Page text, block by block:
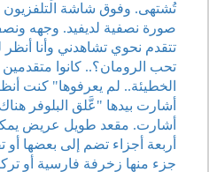
تُشتهى. وفوق شاشة التلفزيون
صورة نصفية لديفيد. وجهه
تتقدم نحوي تشاهدني وأنا
تحب الرومان؟.. كانوا متقدمين
الخطيئة.. لم يعرفوها" كنت
أشارت بيدها "عَّلق البلوفر
أشارت. مقعد طويل عريض
أربعة أجزاء تضم إلى بعضها
جزء منها زخرفة فارسية أو